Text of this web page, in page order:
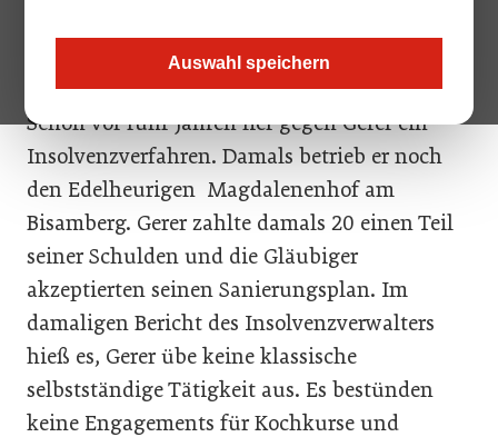
Auswahl speichern
sagte er dem „Kurier“.
Schon vor fünf Jahren lief gegen Gerer ein
Insolvenzverfahren. Damals betrieb er noch
den Edelheurigen Magdalenenhof am
Bisamberg. Gerer zahlte damals 20 einen Teil
seiner Schulden und die Gläubiger
akzeptierten seinen Sanierungsplan. Im
damaligen Bericht des Insolvenzverwalters
hieß es, Gerer übe keine klassische
selbstständige Tätigkeit aus. Es bestünden
keine Engagements für Kochkurse und